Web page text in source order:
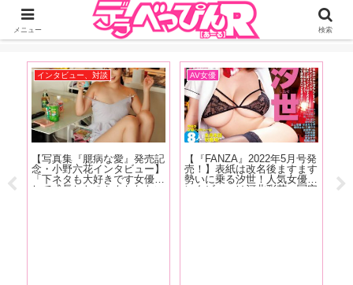
ジーオーティーが運営するちょっとHなニュースサイ。サイト内のリンクには
DMMアフィリエイトが含まれているものがあります
インタビュー、対談
【写真集『臆病な愛』発売記
念・小野六花インタビュー】
「下ネタも大好きです女優と
して成長したのかもしれない
AV女優
【『FANZA』2022年5月号発
売！】表紙は改名後ますます
勢いに乗る汐世！人気女優イ
ンタビューは河北彩花、冨安
の
リ
メニュー 検索